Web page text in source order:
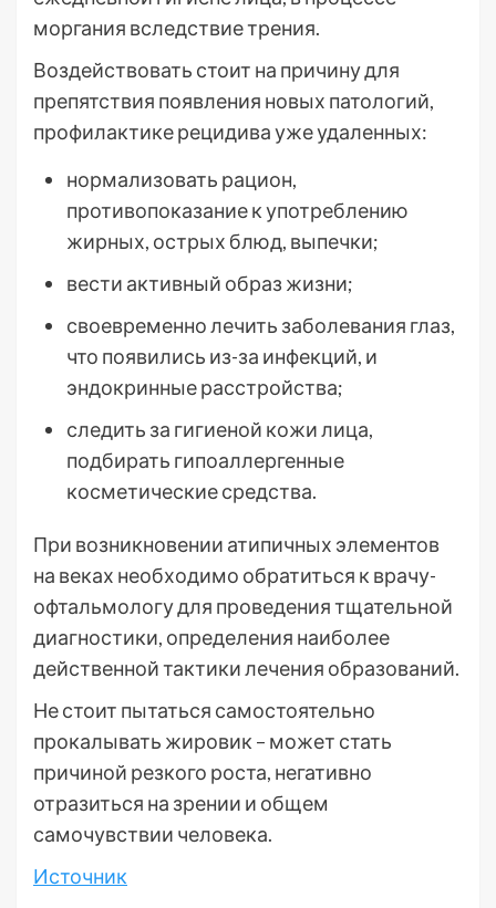
моргания вследствие трения.
Воздействовать стоит на причину для
препятствия появления новых патологий,
профилактике рецидива уже удаленных:
нормализовать рацион,
противопоказание к употреблению
жирных, острых блюд, выпечки;
вести активный образ жизни;
своевременно лечить заболевания глаз,
что появились из-за инфекций, и
эндокринные расстройства;
следить за гигиеной кожи лица,
подбирать гипоаллергенные
косметические средства.
При возникновении атипичных элементов
на веках необходимо обратиться к врачу-
офтальмологу для проведения тщательной
диагностики, определения наиболее
действенной тактики лечения образований.
Не стоит пытаться самостоятельно
прокалывать жировик – может стать
причиной резкого роста, негативно
отразиться на зрении и общем
самочувствии человека.
Источник